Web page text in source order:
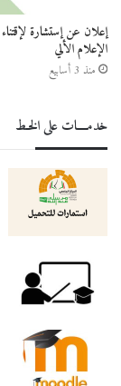
إعلان عن إستشارة
الإعلام الألي
منذ 3 أسابيع
خدمــــات على الخـط